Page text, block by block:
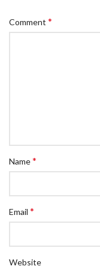
Comment *
Name*
Email *
Website